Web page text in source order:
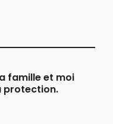
famille et moi
protection.